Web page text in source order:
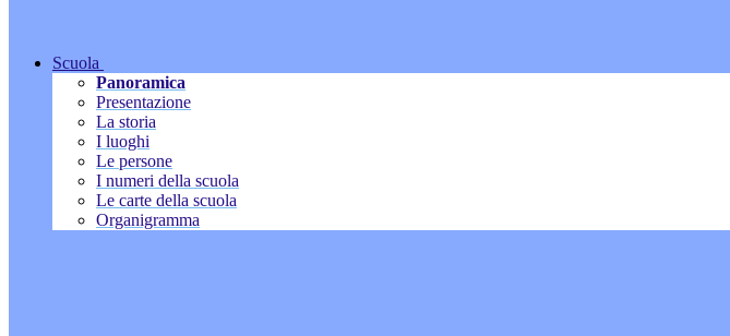
Scuola
Panoramica
Presentazione
La storia
I luoghi
Le persone
I numeri della scuola
Le carte della scuola
Organigramma